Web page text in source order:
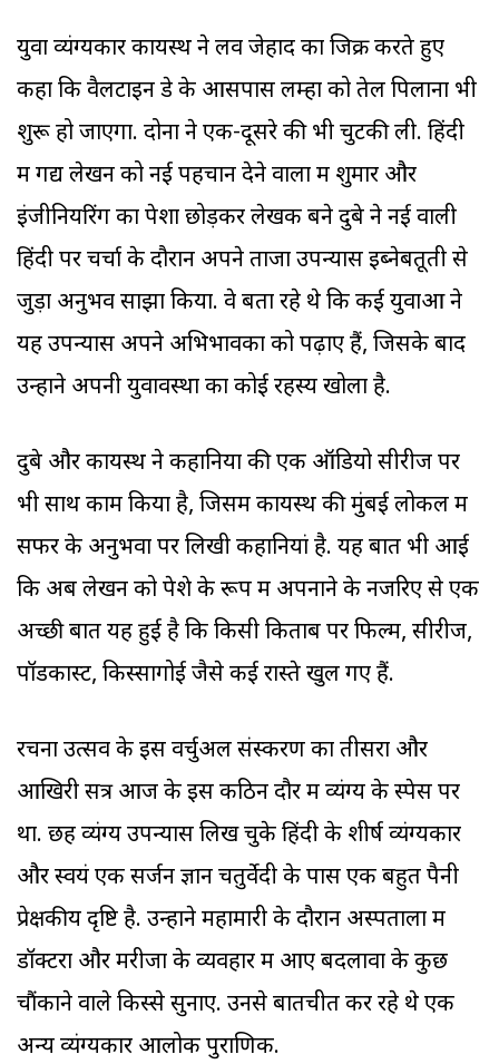
युवा व्यंग्यकार कायस्थ ने लव जेहाद का जिक्र करते हुए
कहा कि वैलेंटाइन डे के आसपास लम्हों को तेल पिलाना भी
शुरू हो जाएगा. दोनों ने एक-दूसरे की भी चुटकी ली. हिंदी
में गद्य लेखन को नई पहचान देने वालों में शुमार और
इंजीनियरिंग का पेशा छोड़कर लेखक बने दुबे ने नई वाली
हिंदी पर चर्चा के दौरान अपने ताजा उपन्यास इब्नेबतूती से
जुड़ा अनुभव साझा किया. वे बता रहे थे कि कई युवाओं ने
यह उपन्यास अपने अभिभावकों को पढ़ाए हैं, जिसके बाद
उन्होंने अपनी युवावस्था का कोई रहस्य खोला है.
दुबे और कायस्थ ने कहानियों की एक ऑडियो सीरीज पर
भी साथ काम किया है, जिसमें कायस्थ की मुंबई लोकल में
सफर के अनुभवों पर लिखी कहानियां है. यह बात भी आई
कि अब लेखन को पेशे के रूप में अपनाने के नजरिए से एक
अच्छी बात यह हुई है कि किसी किताब पर फिल्म, सीरीज,
पॉडकास्ट, किस्सागोई जैसे कई रास्ते खुल गए हैं.
रचना उत्सव के इस वर्चुअल संस्करण का तीसरा और
आखिरी सत्र आज के इस कठिन दौर में व्यंग्य के स्पेस पर
था. छह व्यंग्य उपन्यास लिख चुके हिंदी के शीर्ष व्यंग्यकार
और स्वयं एक सर्जन ज्ञान चतुर्वेदी के पास एक बहुत पैनी
प्रेक्षकीय दृष्टि है. उन्होंने महामारी के दौरान अस्पतालों में
डॉक्टरों और मरीजों के व्यवहार में आए बदलावों के कुछ
चौंकाने वाले किस्से सुनाए. उनसे बातचीत कर रहे थे एक
अन्य व्यंग्यकार आलोक पुराणिक.